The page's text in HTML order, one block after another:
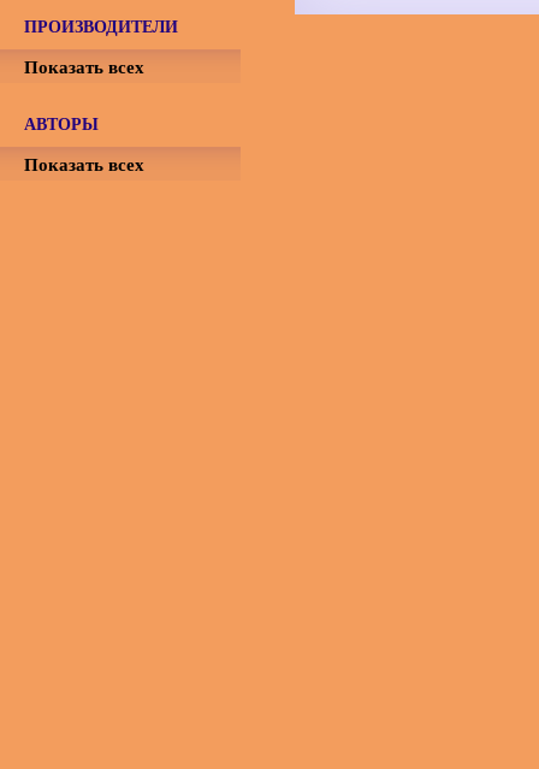
ПРОИЗВОДИТЕЛИ
Показать всех
АВТОРЫ
Показать всех